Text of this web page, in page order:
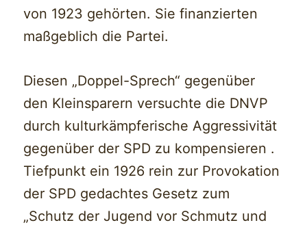
von 1923 gehörten. Sie finanzierten
maßgeblich die Partei.
Diesen „Doppel-Sprech“ gegenüber
den Kleinsparern versuchte die DNVP
durch kulturkämpferische Aggressivität
gegenüber der SPD zu kompensieren .
Tiefpunkt ein 1926 rein zur Provokation
der SPD gedachtes Gesetz zum
„Schutz der Jugend vor Schmutz und